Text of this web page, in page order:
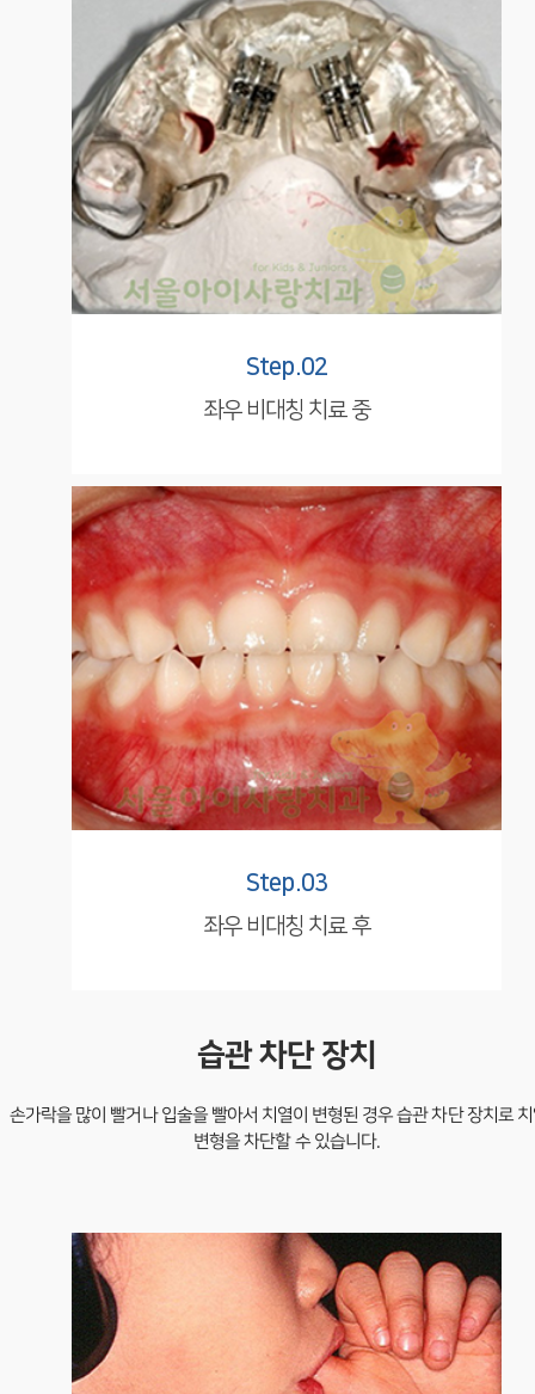
Step.02
좌우 비대칭 치료 중
Step.03
좌우 비대칭 치료 후
습관 차단 장치
손가락을 많이 빨거나 입술을 빨아서 치열이 변형된 경우 습관 차단 장치로
변형을 차단할 수 있습니다.